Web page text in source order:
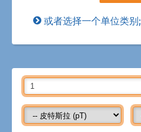
或者选择一个单位类别;